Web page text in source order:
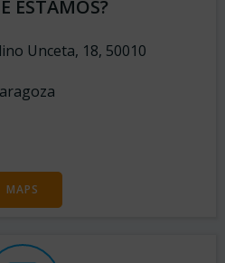
ESTAMOS?
Unceta, 18, 50010
MAPS